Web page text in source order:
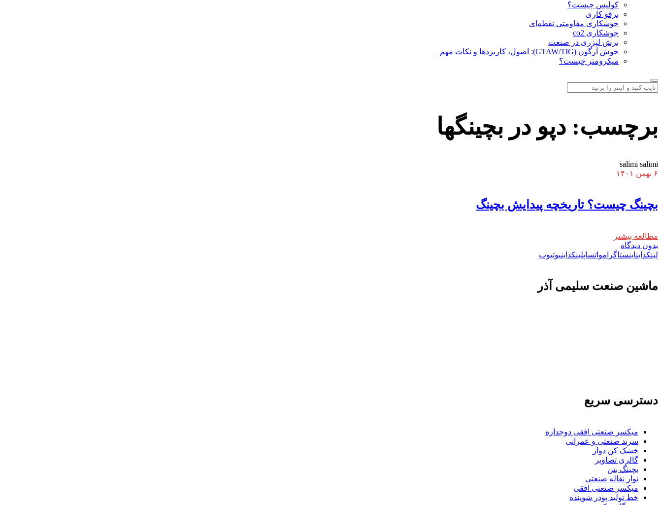
کولیس چیست؟
برقو کاری
جوشکاری مقاومتی نقطه‌ای
جوشکاری co2
برش لیزری در صنعت
جوش آرگون (GTAW/TIG): اصول، کاربردها و نکات مهم
میکرومتر چیست؟
برچسب: دپو در بچینگها
salimi salimi
۶ بهمن ۱۴۰۱
بچینگ چیست؟ تاریخچه پیدایش بچینگ
مطالعه بیشتر
بدون دیدگاه
لینکدایناینستاگرامواتساپلینکداینیوتیوب
ماشين صنعت سليمی آذر
دسترسی سریع
میکسر صنعتی افقی دوجداره
سرند صنعتی و عمرانی
خشک کن دوار
گالری تصاویر
بچينگ بتن
نوار نقاله صنعتی
ميكسر صنعتی افقی
خط تولید پودر شوينده